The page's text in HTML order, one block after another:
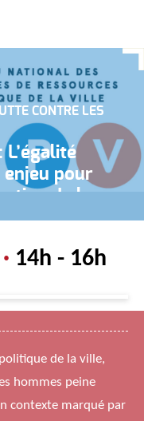
CONTRE LES
pour
de la
· 14h - 16h
de la ville,
hommes peine
contexte marqué par